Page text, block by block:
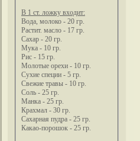
В 1 ст. ложку входит:
Вода, молоко - 20 гр.
Растит. масло - 17 гр.
Сахар - 20 гр.
Мука - 10 гр.
Рис - 15 гр.
Молотые орехи - 10 гр.
Сухие специи - 5 гр.
Свежие травы - 10 гр.
Соль - 25 гр.
Манка - 25 гр.
Крахмал - 30 гр.
Сахарная пудра - 25 гр.
Какао-порошок - 25 гр.